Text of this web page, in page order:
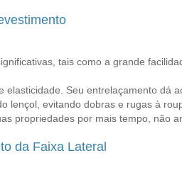
tais como a grande
elasticidade. Seu entrelaçamento dá
lençol, evitando dobras e rugas à
propriedades por mais tempo, não
da Faixa Lateral